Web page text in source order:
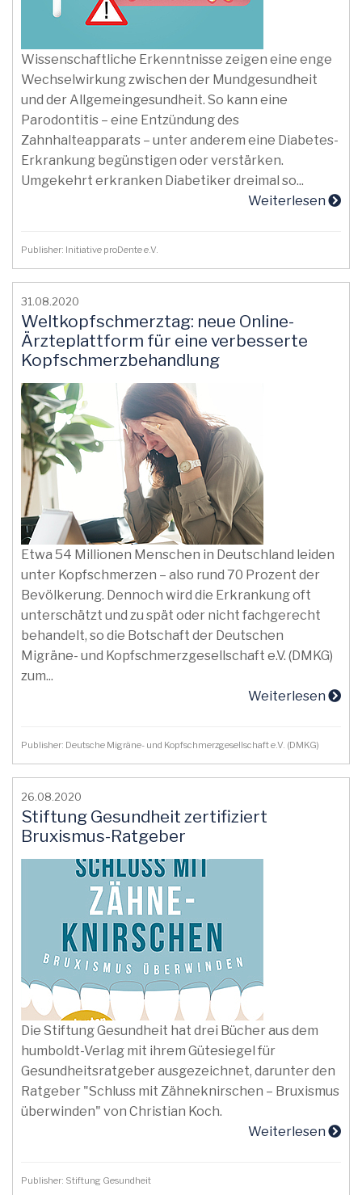
Wissenschaftliche Erkenntnisse zeigen eine enge
Wechselwirkung zwischen der Mundgesundheit
und der Allgemeingesundheit. So kann eine
Parodontitis – eine Entzündung des
Zahnhalteapparats – unter anderem eine Diabetes-
Erkrankung begünstigen oder verstärken.
Umgekehrt erkranken Diabetiker dreimal so...
Weiterlesen
Publisher: Initiative proDente e.V.
31.08.2020
Weltkopfschmerztag: neue Online-
Ärzteplattform für eine verbesserte
Kopfschmerzbehandlung
Etwa 54 Millionen Menschen in Deutschland leiden
unter Kopfschmerzen – also rund 70 Prozent der
Bevölkerung. Dennoch wird die Erkrankung oft
unterschätzt und zu spät oder nicht fachgerecht
behandelt, so die Botschaft der Deutschen
Migräne- und Kopfschmerzgesellschaft e.V. (DMKG)
zum...
Weiterlesen
Publisher: Deutsche Migräne- und Kopfschmerzgesellschaft e.V. (DMKG)
26.08.2020
Stiftung Gesundheit zertifiziert
Bruxismus-Ratgeber
Die Stiftung Gesundheit hat drei Bücher aus dem
humboldt-Verlag mit ihrem Gütesiegel für
Gesundheitsratgeber ausgezeichnet, darunter den
Ratgeber "Schluss mit Zähneknirschen – Bruxismus
überwinden" von Christian Koch.
Weiterlesen
Publisher: Stiftung Gesundheit